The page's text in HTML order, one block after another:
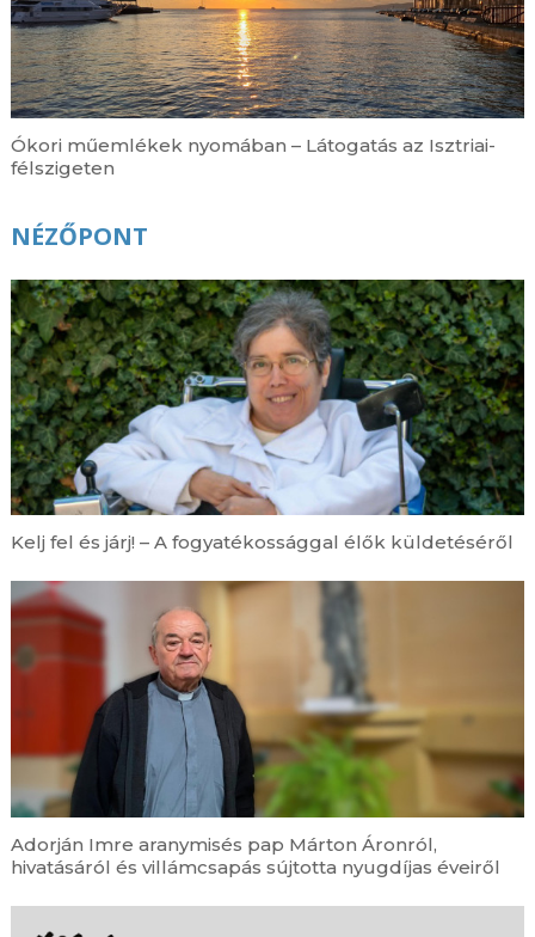
Ókori műemlékek nyomában – Látogatás az Isztriai-
félszigeten
NÉZŐPONT
Kelj fel és járj! – A fogyatékossággal élők küldetéséről
Adorján Imre aranymisés pap Márton Áronról,
hivatásáról és villámcsapás sújtotta nyugdíjas éveiről